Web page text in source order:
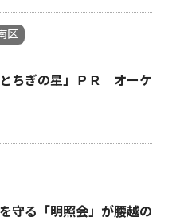
区
ちぎの星」ＰＲ オーケ
守る「明照会」が腰越の